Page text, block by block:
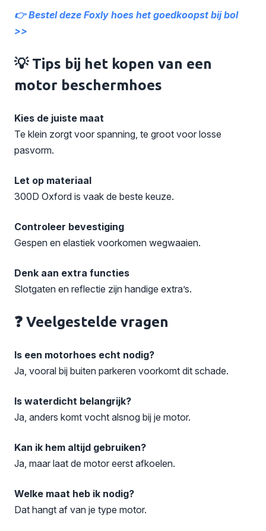
👉 Bestel deze Foxly hoes het goedkoopst bij bol
>>
💡 Tips bij het kopen van een
motor beschermhoes
Kies de juiste maat
Te klein zorgt voor spanning, te groot voor losse
pasvorm.
Let op materiaal
300D Oxford is vaak de beste keuze.
Controleer bevestiging
Gespen en elastiek voorkomen wegwaaien.
Denk aan extra functies
Slotgaten en reflectie zijn handige extra’s.
❓ Veelgestelde vragen
Is een motorhoes echt nodig?
Ja, vooral bij buiten parkeren voorkomt dit schade.
Is waterdicht belangrijk?
Ja, anders komt vocht alsnog bij je motor.
Kan ik hem altijd gebruiken?
Ja, maar laat de motor eerst afkoelen.
Welke maat heb ik nodig?
Dat hangt af van je type motor.